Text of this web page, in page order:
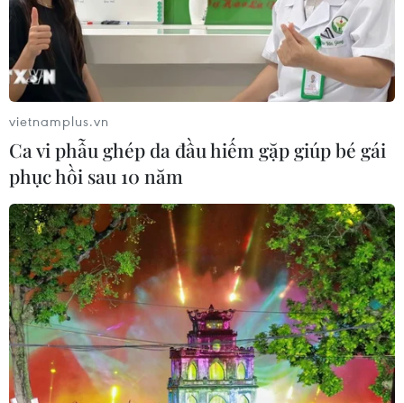
Tin cùng chuyên mục
vietnamplus.vn
Ca vi phẫu ghép da đầu hiếm gặp giúp bé gái
phục hồi sau 10 năm